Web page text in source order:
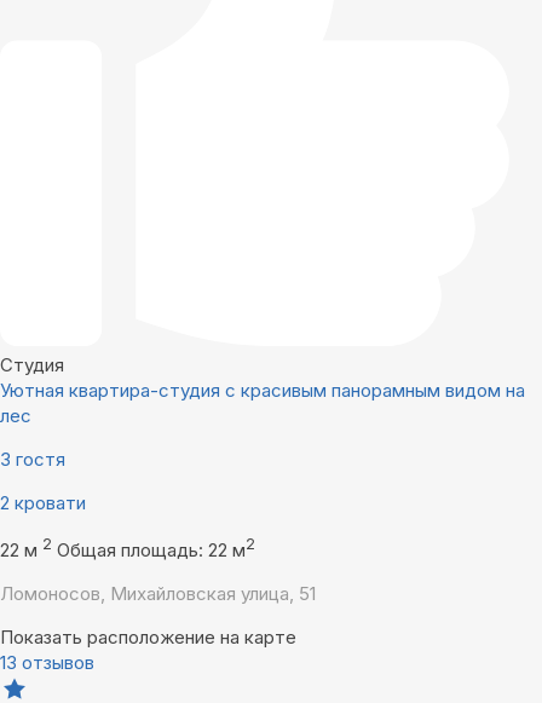
Студия
Уютная квартира-студия с красивым панорамным видом на
лес
3 гостя
2 кровати
22 м 2 Общая площадь: 22 м2
Ломоносов, Михайловская улица, 51
Показать расположение на карте
13 отзывов